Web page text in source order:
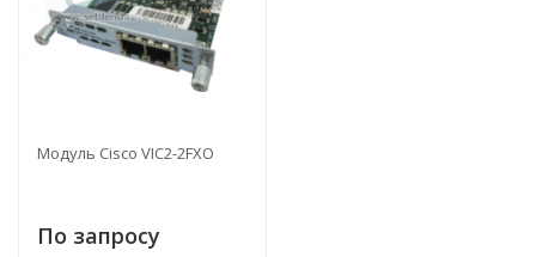
Модуль Cisco VIC2-2FXO
По запросу